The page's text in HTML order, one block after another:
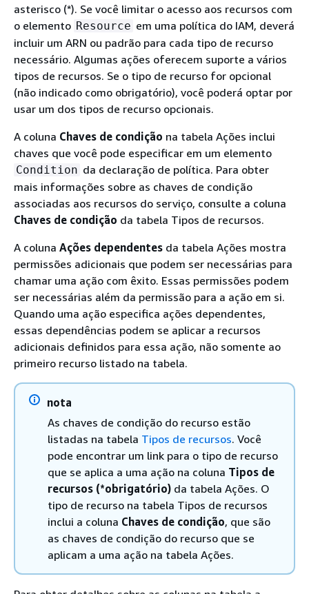
asterisco (*). Se você limitar o acesso aos recursos com
o elemento Resource em uma política do IAM, deverá
incluir um ARN ou padrão para cada tipo de recurso
necessário. Algumas ações oferecem suporte a vários
tipos de recursos. Se o tipo de recurso for opcional
(não indicado como obrigatório), você poderá optar por
usar um dos tipos de recurso opcionais.
A coluna Chaves de condição na tabela Ações inclui
chaves que você pode especificar em um elemento
Condition da declaração de política. Para obter
mais informações sobre as chaves de condição
associadas aos recursos do serviço, consulte a coluna
Chaves de condição da tabela Tipos de recursos.
A coluna Ações dependentes da tabela Ações mostra
permissões adicionais que podem ser necessárias para
chamar uma ação com êxito. Essas permissões podem
ser necessárias além da permissão para a ação em si.
Quando uma ação especifica ações dependentes,
essas dependências podem se aplicar a recursos
adicionais definidos para essa ação, não somente ao
primeiro recurso listado na tabela.
nota
As chaves de condição do recurso estão
listadas na tabela Tipos de recursos. Você
pode encontrar um link para o tipo de recurso
que se aplica a uma ação na coluna Tipos de
recursos (*obrigatório) da tabela Ações. O
tipo de recurso na tabela Tipos de recursos
inclui a coluna Chaves de condição, que são
as chaves de condição do recurso que se
aplicam a uma ação na tabela Ações.